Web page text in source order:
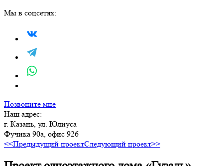
Мы в соцсетях:
Позвоните мне
Наш адрес:
г. Казань, ул. Юлиуса
Фучика 90а, офис 926
<<Предыдущий проектСледующий проект>>